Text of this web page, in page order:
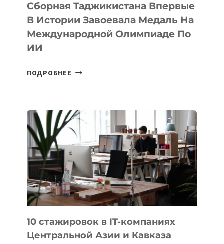
Сборная Таджикистана Впервые
В Истории Завоевала Медаль На
Международной Олимпиаде По
ИИ
ПОДРОБНЕЕ СБОРНАЯ
ИСТОРИИ
ЗАВОЕВАЛА
МЕДАЛЬ
НА
МЕЖДУНАРОДНОЙ
ОЛИМПИАДЕ
ПО
ИИ
10 стажировок в IT-компаниях
Центральной Азии и Кавказа